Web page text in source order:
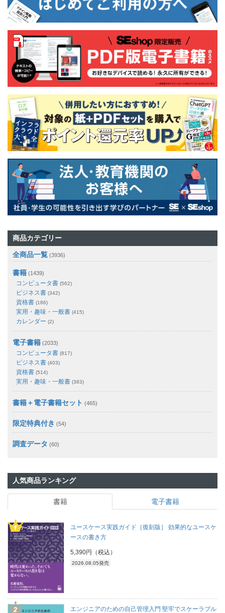
商品カテゴリー
全商品一覧 (3936)
書籍 (1439)
コンピュータ書 (562)
ビジネス書 (342)
資格書 (186)
実用・趣味・一般書 (415)
カレンダー (2)
電子書籍 (2033)
コンピュータ書 (817)
ビジネス書 (403)
資格書 (514)
実用・趣味・一般書 (383)
書籍＋電子書籍セット (465)
限定特典付き (54)
調査データ (60)
人気商品ランキング
書籍 電子書籍
ユースケース実践ガイド［復刻版］ 効果的なユースケ
ースの書き方
5,390円（税込）
2026.08.05発売
エンジニアのための自己管理入門 堅牢でスケーラブル